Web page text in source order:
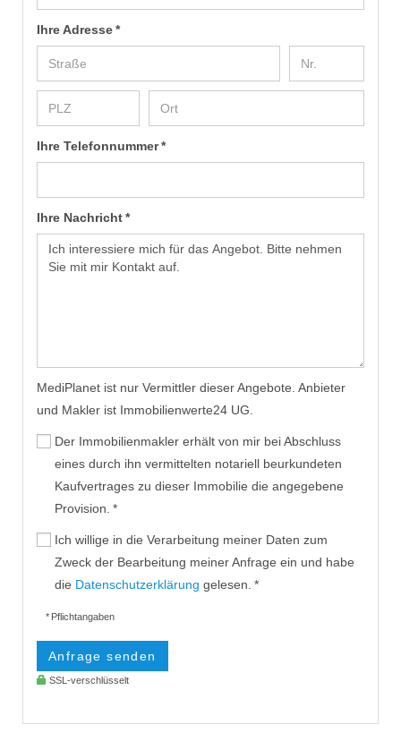
Ihre Adresse *
Ihre Telefonnummer *
Ihre Nachricht *
MediPlanet ist nur Vermittler dieser Angebote. Anbieter
und Makler ist Immobilienwerte24 UG.
Der Immobilienmakler erhält von mir bei Abschluss
eines durch ihn vermittelten notariell beurkundeten
Kaufvertrages zu dieser Immobilie die angegebene
Provision. *
Ich willige in die Verarbeitung meiner Daten zum
Zweck der Bearbeitung meiner Anfrage ein und habe
die Datenschutzerklärung gelesen. *
* Pflichtangaben
Anfrage senden
SSL-verschlüsselt